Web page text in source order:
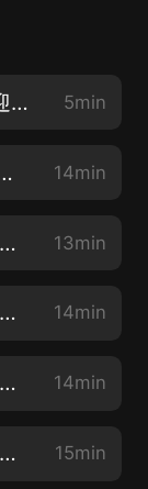
《大唐第一暴君》片花預告（歡迎訂閱，轉發，評論，點讚） 5min
（歡迎訂閱，轉發，評論，點讚） 14min
《大唐第一暴君》 002 第一次天佑政變（一）（歡迎訂閱，轉發，評論，點讚） 13min
《大唐第一暴君》 003 第一次天佑政變（二）（歡迎訂閱，轉發，評論，點讚） 14min
《大唐第一暴君》 004 第一次天佑政變（三）（歡迎訂閱，轉發，評論，點讚） 14min
《大唐第一暴君》 005 冊立太子（歡迎訂閱，轉發，評論，點讚） 15min